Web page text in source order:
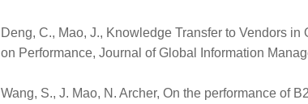
Deng, C., Mao, J., Knowledge Transfer to Vendors
on Performance, Journal of Global Information
Wang, S., J. Mao, N. Archer, On the performance of